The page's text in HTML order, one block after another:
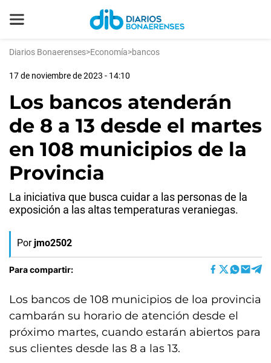
Diarios Bonaerenses>Economía>bancos
17 de noviembre de 2023 - 14:10
Los bancos atenderán
de 8 a 13 desde el martes
en 108 municipios de la
Provincia
La iniciativa que busca cuidar a las personas de la
exposición a las altas temperaturas veraniegas.
Por jmo2502
Para compartir:
Los bancos de 108 municipios de loa provincia
cambarán su horario de atención desde el
próximo martes, cuando estarán abiertos para
sus clientes desde las 8 a las 13.